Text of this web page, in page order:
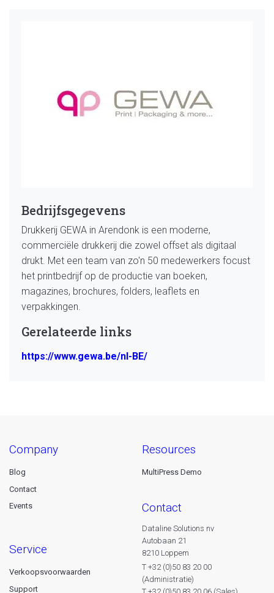
Bedrijfsgegevens
Drukkerij GEWA in Arendonk is een moderne,
commerciële drukkerij die zowel offset als digitaal
drukt. Met een team van zo'n 50 medewerkers focust
het printbedrijf op de productie van boeken,
magazines, brochures, folders, leaflets en
verpakkingen.
Gerelateerde links
https://www.gewa.be/nl-BE/
company
Blog
Contact
Events
service
Verkoopsvoorwaarden
Support
resources
MultiPress Demo
contact
Dataline Solutions nv
Autobaan 21
8210 Loppem
T +32 (0)50 83 20 00
(Administratie)